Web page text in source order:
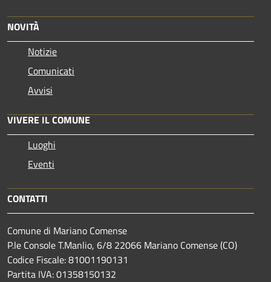
NOVITÀ
Notizie
Comunicati
Avvisi
VIVERE IL COMUNE
Luoghi
Eventi
CONTATTI
Comune di Mariano Comense
P.le Console T.Manlio, 6/8 22066 Mariano Comense (CO)
Codice Fiscale: 81001190131
Partita IVA: 01358150132